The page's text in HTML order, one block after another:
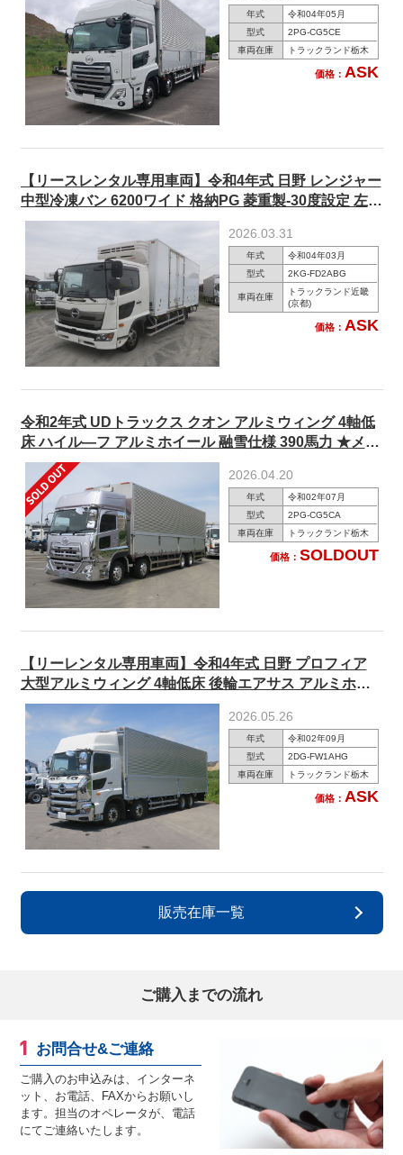
年式
令和04年05月
型式
2PG-CG5CE
車両在庫
トラックランド栃木
価格： ASK
【リースレンタル専用車両】令和4年式 日野 レンジャー
中型冷凍バン 6200ワイド 格納PG 菱重製-30度設定 左サ
イド扉 後輪エアサス ★あんしん車検パック施工済み！
2026.03.31
年式
令和04年03月
型式
2KG-FD2ABG
車両在庫
トラックランド近畿
(京都)
価格： ASK
令和2年式 UDトラックス クオン アルミウィング 4軸低
床 ハイル―フ アルミホイール 融雪仕様 390馬力 ★メー
ター実走行約50万㎞！★
2026.04.20
年式
令和02年07月
型式
2PG-CG5CA
車両在庫
トラックランド栃木
価格： SOLDOUT
【リーレンタル専用車両】令和4年式 日野 プロフィア
大型アルミウィング 4軸低床 後輪エアサス アルミホイ
ール ハイルーフ リターダ ★楽のリパック施工済★
2026.05.26
年式
令和02年09月
型式
2DG-FW1AHG
車両在庫
トラックランド栃木
価格： ASK
販売在庫一覧
ご購入までの流れ
お問合せ&ご連絡
ご購入のお申込みは、インターネ
ット、お電話、FAXからお願いし
ます。担当のオペレータが、電話
にてご連絡いたします。